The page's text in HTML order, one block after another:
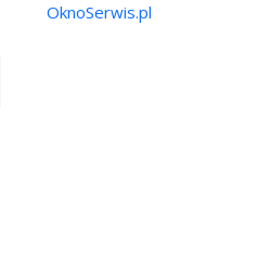
OknoSerwis.pl